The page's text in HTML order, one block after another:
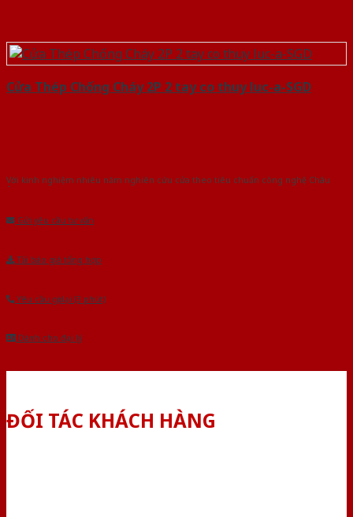
Cửa Thép Chống Cháy 2P 2 tay co thuy luc-a-SGD
Với kinh nghiệm nhiêu năm nghiên cứu cửa theo tiêu chuẩn công nghệ Châu
Gửi yêu cầu tư vấn
Tải báo giá tổng hợp
Yêu cầu gọi lại (3 phút)
Dành cho đại lý
ĐỐI TÁC KHÁCH HÀNG